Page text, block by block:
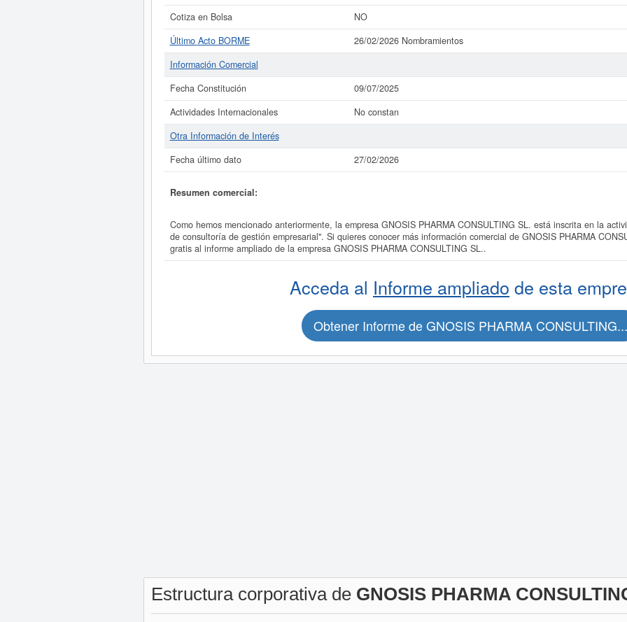
Cotiza en Bolsa
NO
Último Acto BORME
26/02/2026 Nombramientos
Información Comercial
Fecha Constitución
09/07/2025
Actividades Internacionales
No constan
Otra Información de Interés
Fecha último dato
27/02/2026
Resumen comercial:
Como hemos mencionado anteriormente, la empresa GNOSIS PHARMA CONSULTING SL. está inscrita en la
de consultoría de gestión empresarial". Si quieres conocer más información comercial de GNOSIS PHARMA
gratis al informe ampliado de la empresa GNOSIS PHARMA CONSULTING SL..
Acceda al Informe ampliado de esta
Obtener Informe de GNOSIS PHARMA CONSULTING...
Estructura corporativa de GNOSIS PHARMA